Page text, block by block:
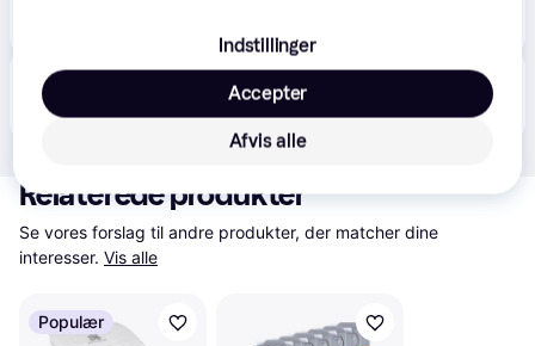
Produktet fås også hos butik
, som ikke er betalende
kunde i denne kategori.
Vis alle
Relaterede produkter
Se vores forslag til andre produkter, der matcher dine
interesser. Vis alle
Populær
Indstillinger
Afvis alle
Accepter